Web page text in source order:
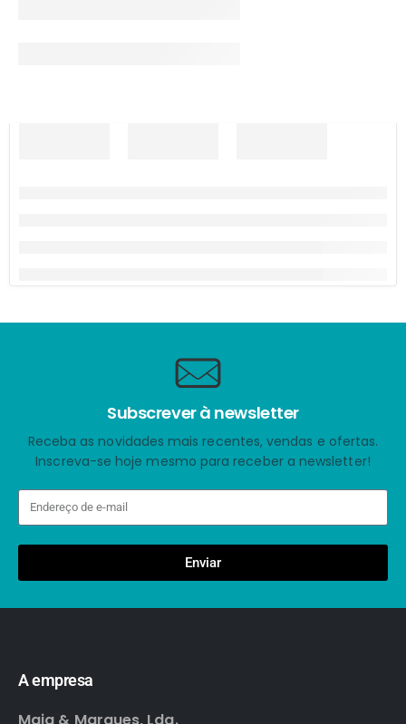
Subscrever à newsletter
Receba as novidades mais recentes, vendas e ofertas.
Inscreva-se hoje mesmo para receber a newsletter!
Enviar
A empresa